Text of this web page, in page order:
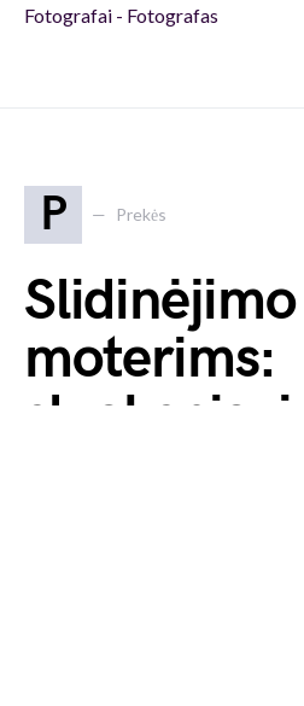
Fotografai - Fotografas
P Prekės
moterims: